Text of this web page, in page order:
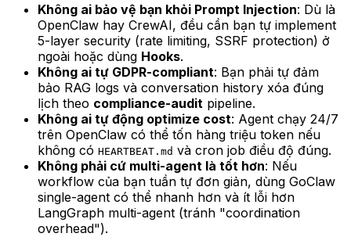
Không ai bảo vệ bạn khỏi Prompt Injection: Dù là
OpenClaw hay CrewAI, đều cần bạn tự implement
5-layer security (rate limiting, SSRF protection) ở
ngoài hoặc dùng Hooks.
Không ai tự GDPR-compliant: Bạn phải tự đảm
bảo RAG logs và conversation history xóa đúng
lịch theo compliance-audit pipeline.
Không ai tự động optimize cost: Agent chạy 24/7
trên OpenClaw có thể tốn hàng triệu token nếu
không có HEARTBEAT.md và cron job điều độ đúng.
Không phải cứ multi-agent là tốt hơn: Nếu
workflow của bạn tuần tự đơn giản, dùng GoClaw
single-agent có thể nhanh hơn và ít lỗi hơn
LangGraph multi-agent (tránh "coordination
overhead").